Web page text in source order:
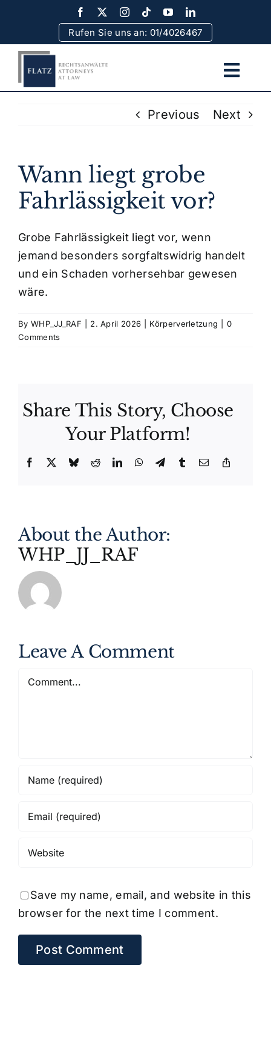
content
Rufen Sie uns an: 01/4026467
Rechtsgebiete
Rechtsinformationen
Previous Next
Wann liegt grobe
Fahrlässigkeit vor?
Grobe Fahrlässigkeit liegt vor, wenn
jemand besonders sorgfaltswidrig handelt
und ein Schaden vorhersehbar gewesen
wäre.
By WHP_JJ_RAF 2. April 2026 Körperverletzung
0
Comments
Share This Story, Choose
Your Platform!
Facebook BlueskyRedditLinkedInWhatsApp
TelegramTumblrEmail
About the Author:
WHP_JJ_RAF
Leave A Comment
Comment
Save my name, email, and website in this
browser for the next time I comment.